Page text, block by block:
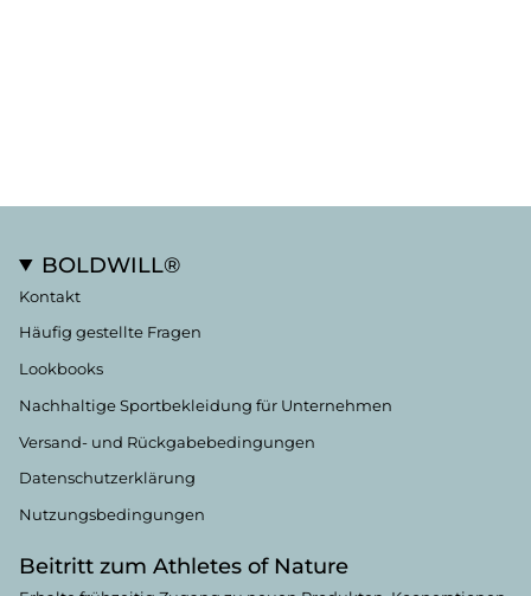
BOLDWILL®
Kontakt
Häufig gestellte Fragen
Lookbooks
Nachhaltige Sportbekleidung für Unternehmen
Versand- und Rückgabebedingungen
Datenschutzerklärung
Nutzungsbedingungen
Beitritt zum Athletes of Nature